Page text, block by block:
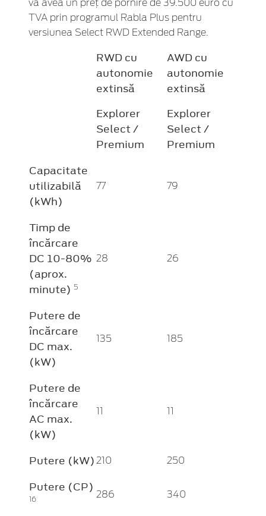
va avea un preț de pornire de 39.500 euro cu
TVA prin programul Rabla Plus pentru
versiunea Select RWD Extended Range.
RWD cu
autonomie
extinsă
Explorer
Select /
Premium
AWD cu
autonomie
extinsă
Explorer
Select /
Premium
Capacitate
utilizabilă
(kWh)
77 79
Timp de
încărcare
DC 10-80%
(aprox.
minute) 5
28 26
Putere de
încărcare
DC max.
(kW)
135 185
Putere de
încărcare
AC max.
(kW)
Putere (kW) 210 250
Putere (CP)
16 286 340